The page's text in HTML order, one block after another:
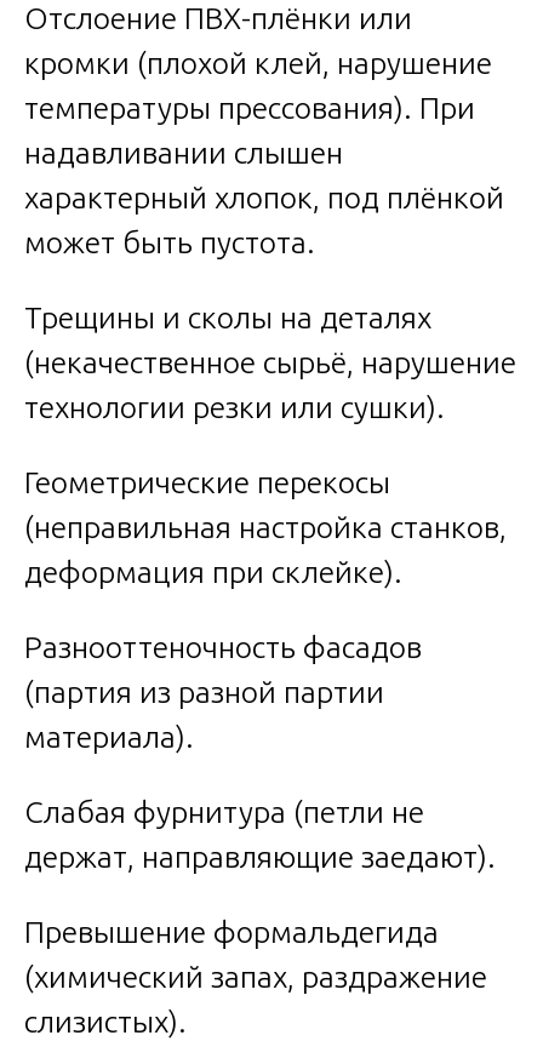
Отслоение ПВХ-плёнки или
кромки (плохой клей, нарушение
температуры прессования). При
надавливании слышен
характерный хлопок, под плёнкой
может быть пустота.
Трещины и сколы на деталях
(некачественное сырьё, нарушение
технологии резки или сушки).
Геометрические перекосы
(неправильная настройка станков,
деформация при склейке).
Разнооттеночность фасадов
(партия из разной партии
материала).
Слабая фурнитура (петли не
держат, направляющие заедают).
Превышение формальдегида
(химический запах, раздражение
слизистых).